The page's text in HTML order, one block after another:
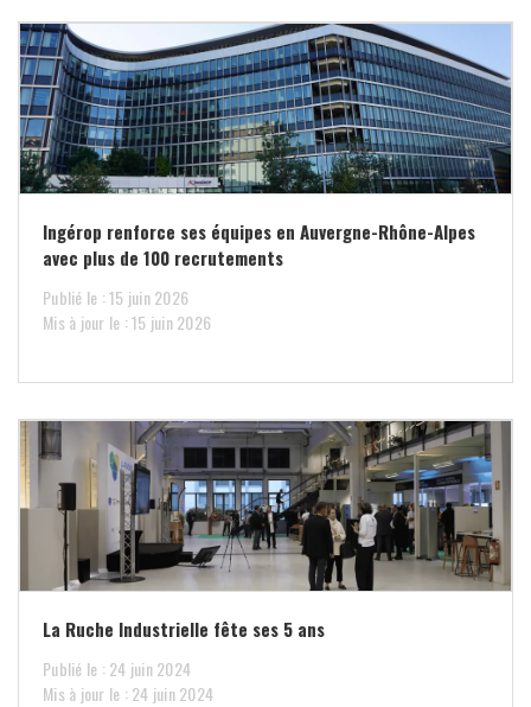
Ingérop renforce ses équipes en Auvergne-Rhône-Alpes
avec plus de 100 recrutements
Publié le : 15 juin 2026
Mis à jour le : 15 juin 2026
La Ruche Industrielle fête ses 5 ans
Publié le : 24 juin 2024
Mis à jour le : 24 juin 2024